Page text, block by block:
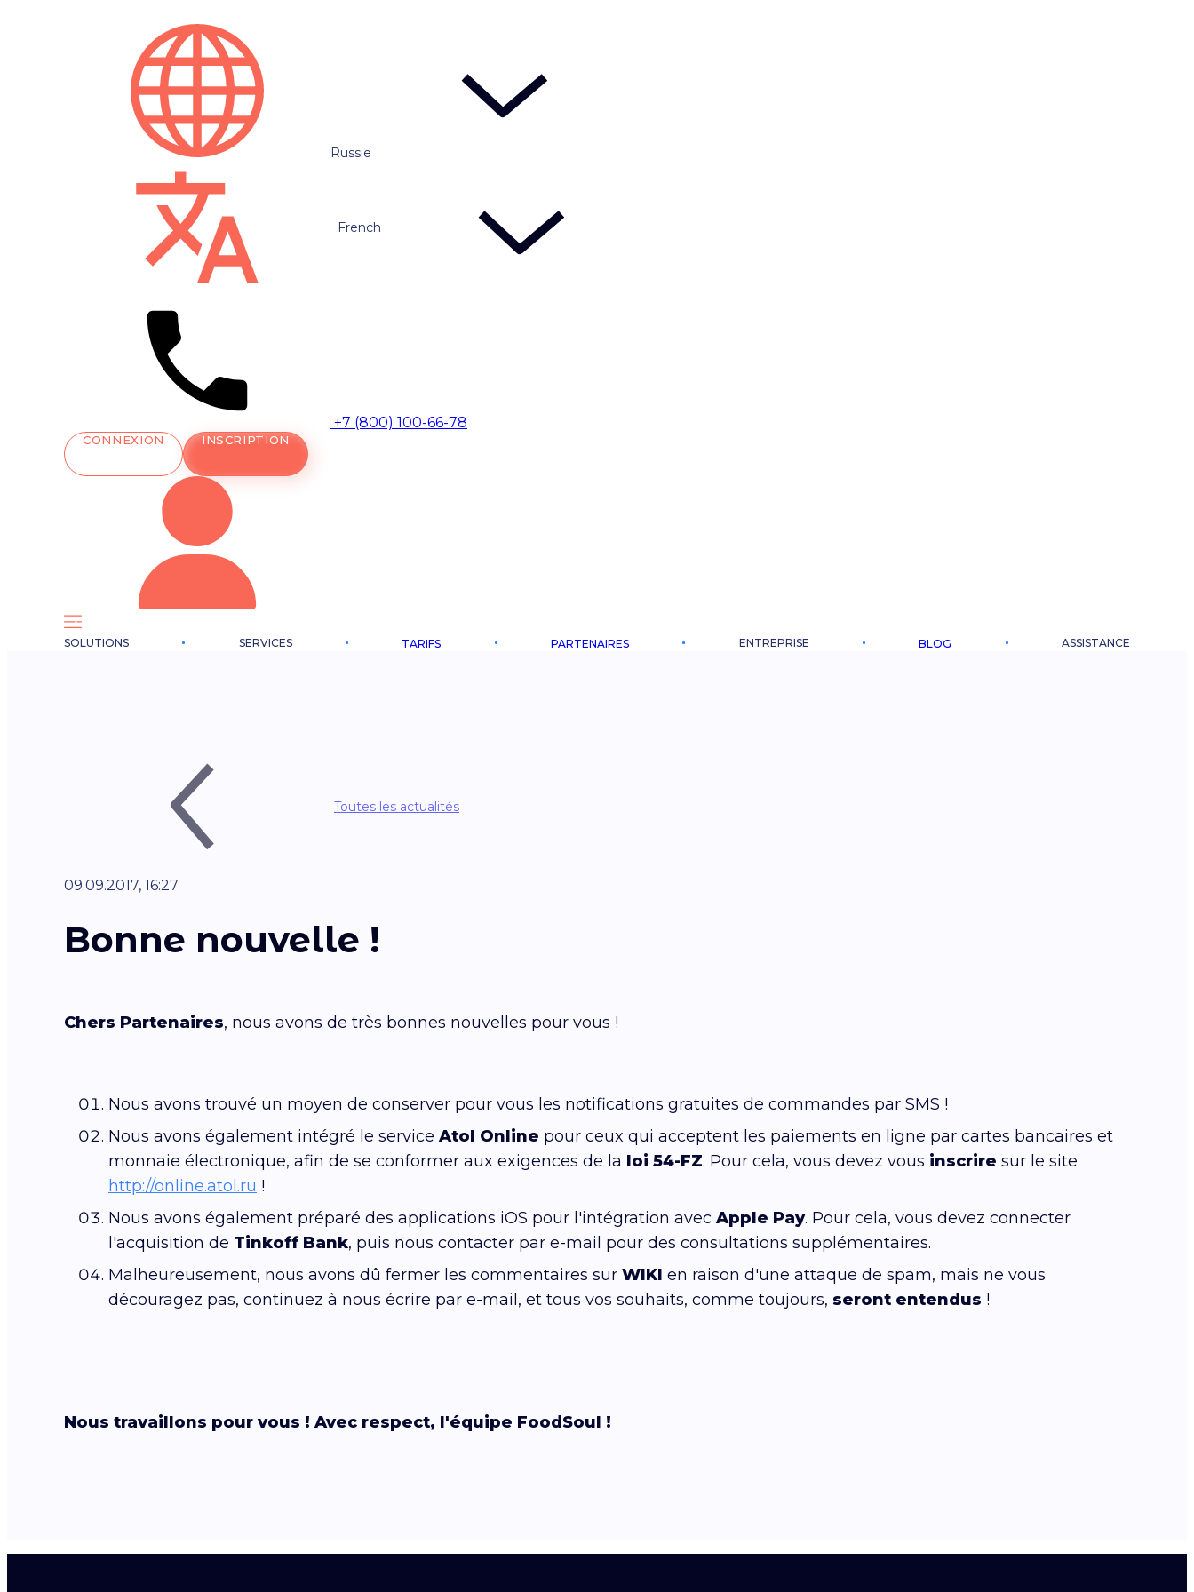
Russie
French
+7 (800) 100-66-78
CONNEXION INSCRIPTION
SOLUTIONS SERVICES TARIFS PARTENAIRES ENTREPRISE BLOG ASSISTANCE
Toutes les actualités
09.09.2017, 16:27
Bonne nouvelle !
Chers Partenaires, nous avons de très bonnes nouvelles pour vous !
Nous avons trouvé un moyen de conserver pour vous les notifications gratuites de commandes par SMS !
Nous avons également intégré le service Atol Online pour ceux qui acceptent les paiements en ligne par cartes bancaires et
monnaie électronique, afin de se conformer aux exigences de la loi 54-FZ. Pour cela, vous devez vous inscrire sur le site
http://online.atol.ru !
Nous avons également préparé des applications iOS pour l'intégration avec Apple Pay. Pour cela, vous devez connecter
l'acquisition de Tinkoff Bank, puis nous contacter par e-mail pour des consultations supplémentaires.
Malheureusement, nous avons dû fermer les commentaires sur WIKI en raison d'une attaque de spam, mais ne vous
découragez pas, continuez à nous écrire par e-mail, et tous vos souhaits, comme toujours, seront entendus !
Nous travaillons pour vous ! Avec respect, l'équipe FoodSoul !